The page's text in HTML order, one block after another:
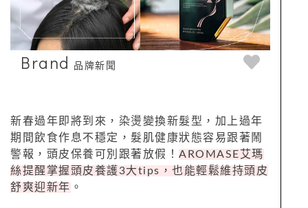
Brand 品牌新聞
新春過年即將到來，染燙變換新髮型，加上過年
期間飲食作息不穩定，髮肌健康狀態容易跟著鬧
警報，頭皮保養可別跟著放假！ AROMASE艾瑪
絲提醒掌握頭皮養護3大tips，也能輕鬆維持頭皮
舒爽迎新年 。